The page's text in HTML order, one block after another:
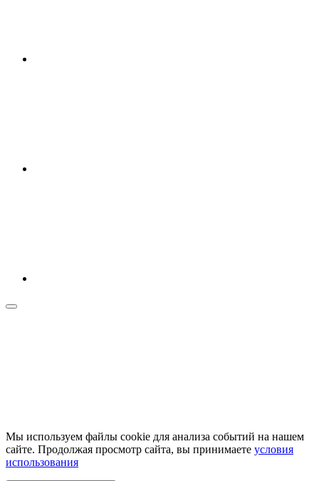
Мы используем файлы cookie для анализа событий на нашем
сайте. Продолжая просмотр сайта, вы принимаете условия
использования